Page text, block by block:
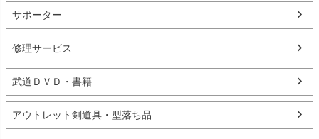
サポーター
修理サービス
武道ＤＶＤ・書籍
アウトレット剣道具・型落ち品